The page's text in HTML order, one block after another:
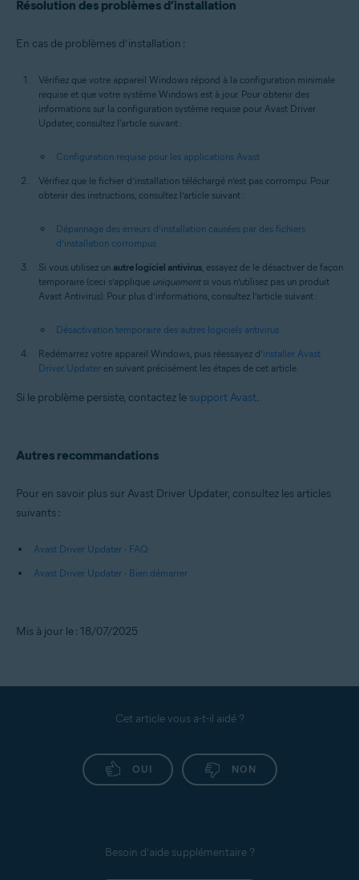
Résolution des problèmes d’installation
En cas de problèmes d’installation :
Vérifiez que votre appareil Windows répond à la configuration minimale
requise et que votre système Windows est à jour. Pour obtenir des
informations sur la configuration système requise pour Avast Driver
Updater, consultez l'article suivant :
Configuration requise pour les applications Avast
Vérifiez que le fichier d’installation téléchargé n’est pas corrompu. Pour
obtenir des instructions, consultez l’article suivant :
Dépannage des erreurs d’installation causées par des fichiers
d’installation corrompus
Si vous utilisez un autre logiciel antivirus , essayez de le désactiver de façon
temporaire (ceci s’applique uniquementsi vous n’utilisez pas un produit
Avast Antivirus). Pour plus d’informations, consultez l’article suivant :
Désactivation temporaire des autres logiciels antivirus
Redémarrez votre appareil Windows, puis réessayez d’installer Avast
Driver Updater en suivant précisément les étapes de cet article.
Si le problème persiste, contactez le support Avast.
Autres recommandations
Pour en savoir plus sur Avast Driver Updater, consultez les articles
suivants :
Avast Driver Updater - FAQ
Avast Driver Updater - Bien démarrer
Mis à jour le : 18/07/2025
Cet article vous a-t-il aidé ?
OUI NON
Besoin d’aide supplémentaire ?